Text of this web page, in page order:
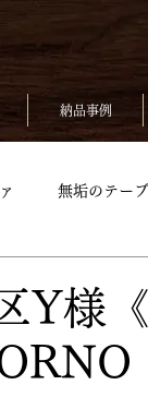
納品事例
無垢のテー
のベッドpickup
Y様